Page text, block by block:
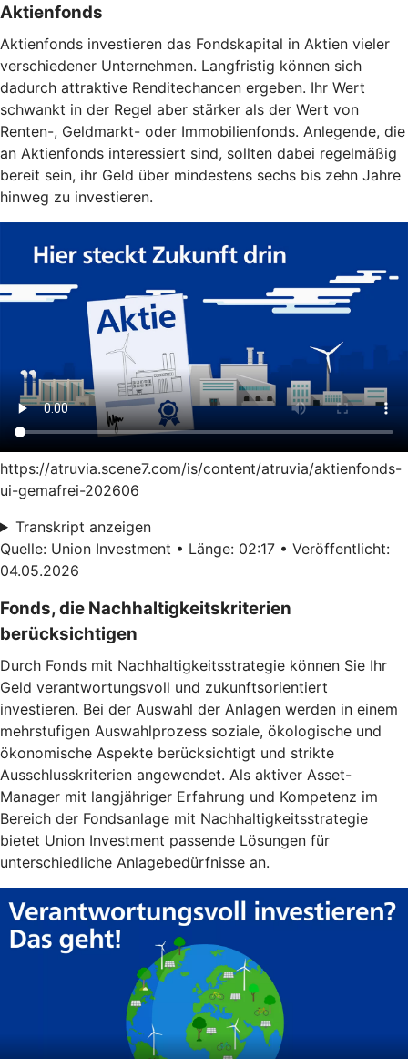
Aktienfonds
Aktienfonds investieren das Fondskapital in Aktien vieler
verschiedener Unternehmen. Langfristig können sich
dadurch attraktive Renditechancen ergeben. Ihr Wert
schwankt in der Regel aber stärker als der Wert von
Renten-, Geldmarkt- oder Immobilienfonds. Anlegende, die
an Aktienfonds interessiert sind, sollten dabei regelmäßig
bereit sein, ihr Geld über mindestens sechs bis zehn Jahre
hinweg zu investieren.
https://atruvia.scene7.com/is/content/atruvia/aktienfonds-
ui-gemafrei-202606
Transkript anzeigen
Quelle: Union Investment • Länge: 02:17 • Veröffentlicht:
04.05.2026
Fonds, die Nachhaltigkeitskriterien
berücksichtigen
Durch Fonds mit Nachhaltigkeitsstrategie können Sie Ihr
Geld verantwortungsvoll und zukunftsorientiert
investieren. Bei der Auswahl der Anlagen werden in einem
mehrstufigen Auswahlprozess soziale, ökologische und
ökonomische Aspekte berücksichtigt und strikte
Ausschlusskriterien angewendet. Als aktiver Asset-
Manager mit langjähriger Erfahrung und Kompetenz im
Bereich der Fondsanlage mit Nachhaltigkeitsstrategie
bietet Union Investment passende Lösungen für
unterschiedliche Anlagebedürfnisse an.